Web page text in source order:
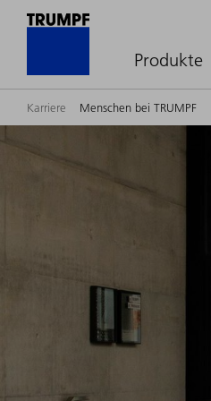
Produkte
Karriere Menschen bei TRUMPF